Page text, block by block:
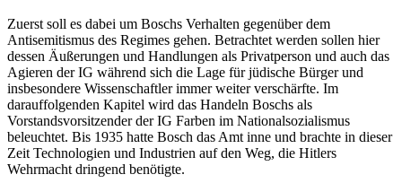
Zuerst soll es dabei um Boschs Verhalten gegenüber dem
Antisemitismus des Regimes gehen. Betrachtet werden sollen hier
dessen Äußerungen und Handlungen als Privatperson und auch das
Agieren der IG während sich die Lage für jüdische Bürger und
insbesondere Wissenschaftler immer weiter verschärfte. Im
darauffolgenden Kapitel wird das Handeln Boschs als
Vorstandsvorsitzender der IG Farben im Nationalsozialismus
beleuchtet. Bis 1935 hatte Bosch das Amt inne und brachte in dieser
Zeit Technologien und Industrien auf den Weg, die Hitlers
Wehrmacht dringend benötigte.